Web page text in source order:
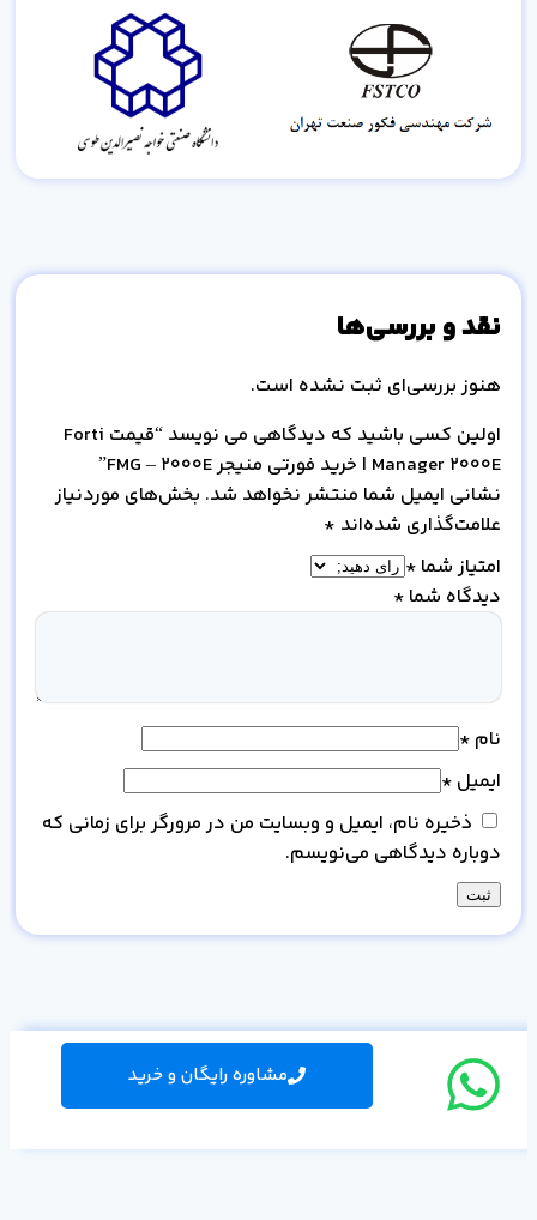
نقد و بررسی‌ها
هنوز بررسی‌ای ثبت نشده است.
اولین کسی باشید که دیدگاهی می نویسد “قیمت Forti
Manager 2000E | خرید فورتی منیجر FMG – 2000E”
نشانی ایمیل شما منتشر نخواهد شد. بخش‌های موردنیاز
علامت‌گذاری شده‌اند *
امتیاز شما *
دیدگاه شما *
نام *
ایمیل *
ذخیره نام، ایمیل و وبسایت من در مرورگر برای زمانی که
دوباره دیدگاهی می‌نویسم.
مشاوره رایگان و خرید